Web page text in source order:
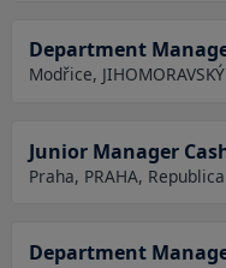
Department
Modřice,
Junior Manager
Praha, PRAHA,
Department